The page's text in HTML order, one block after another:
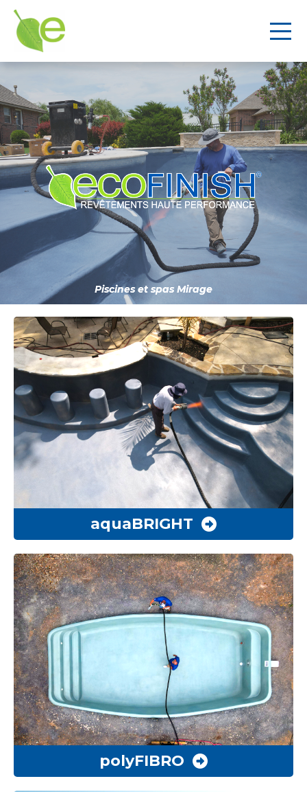
Piscines et spas Mirage
aquaBRIGHT
polyFIBRO